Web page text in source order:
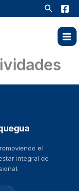
Buscar
integral de